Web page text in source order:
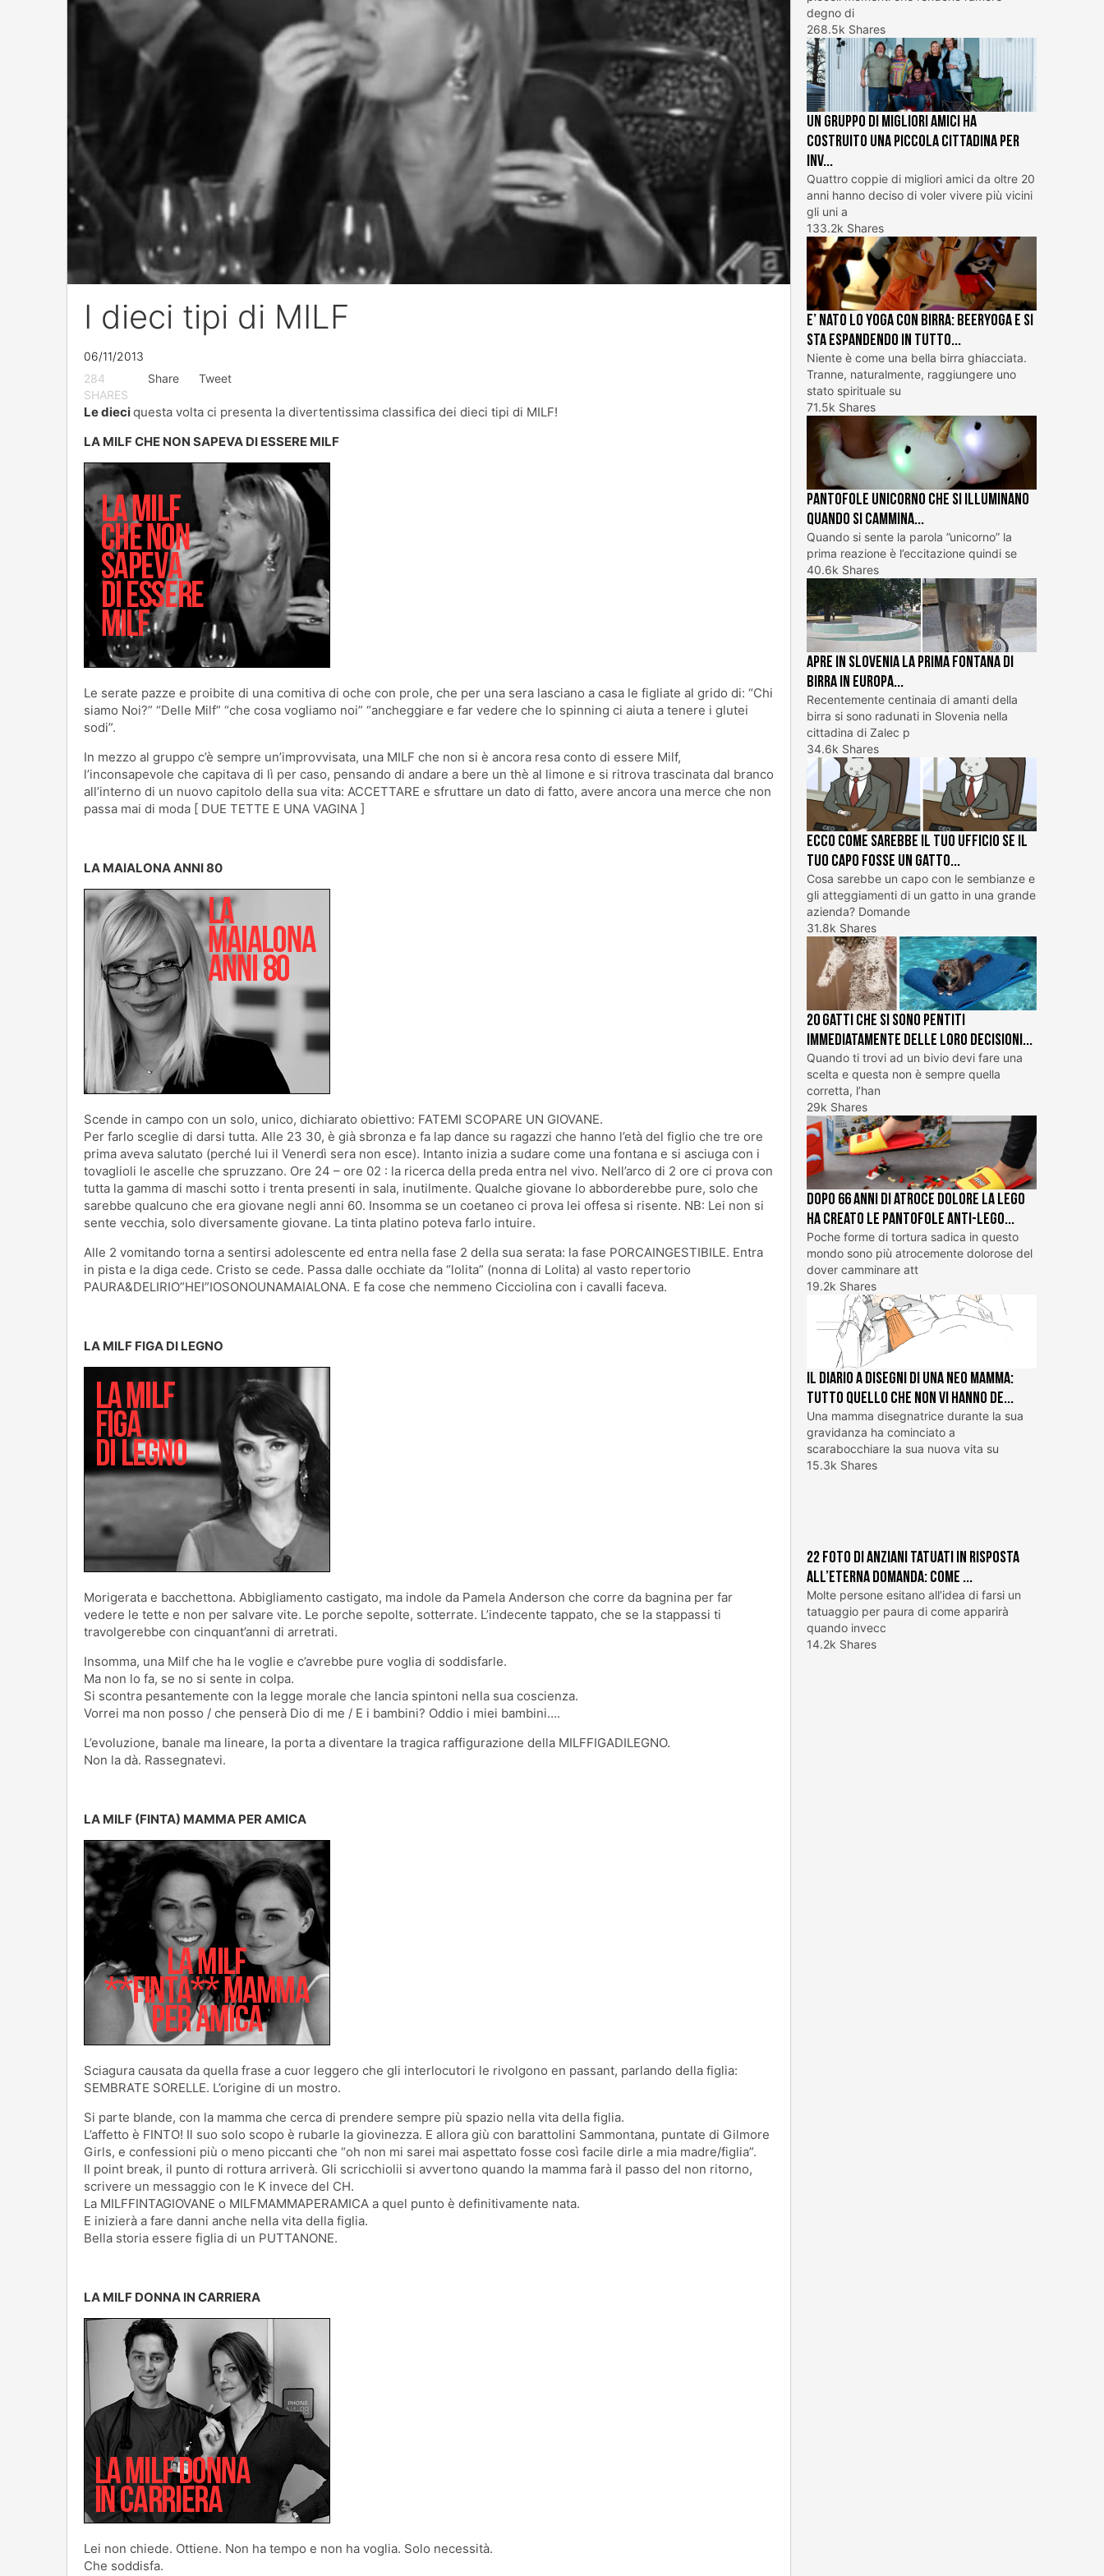
I dieci tipi di MILF
06/11/2013
284
SHARES
Share Tweet
Le dieciquesta volta ci presenta la divertentissima classifica dei dieci tipi di MILF!
LA MILF CHE NON SAPEVA DI ESSERE MILF
Le serate pazze e proibite di una comitiva di oche con prole, che per una sera lasciano a casa le figliate al grido di: “Chi
siamo Noi?” “Delle Milf” “che cosa vogliamo noi” “ancheggiare e far vedere che lo spinning ci aiuta a tenere i glutei
sodi”.
In mezzo al gruppo c’è sempre un’improvvisata, una MILF che non si è ancora resa conto di essere Milf,
l’inconsapevole che capitava di lì per caso, pensando di andare a bere un thè al limone e si ritrova trascinata dal branco
all’interno di un nuovo capitolo della sua vita: ACCETTARE e sfruttare un dato di fatto, avere ancora una merce che non
passa mai di moda [ DUE TETTE E UNA VAGINA ]
LA MAIALONA ANNI 80
Scende in campo con un solo, unico, dichiarato obiettivo: FATEMI SCOPARE UN GIOVANE.
Per farlo sceglie di darsi tutta. Alle 23 30, è già sbronza e fa lap dance su ragazzi che hanno l’età del figlio che tre ore
prima aveva salutato (perché lui il Venerdì sera non esce). Intanto inizia a sudare come una fontana e si asciuga con i
tovaglioli le ascelle che spruzzano. Ore 24 – ore 02 : la ricerca della preda entra nel vivo. Nell’arco di 2 ore ci prova con
tutta la gamma di maschi sotto i trenta presenti in sala, inutilmente. Qualche giovane lo abborderebbe pure, solo che
sarebbe qualcuno che era giovane negli anni 60. Insomma se un coetaneo ci prova lei offesa si risente. NB: Lei non si
sente vecchia, solo diversamente giovane. La tinta platino poteva farlo intuire.
Alle 2 vomitando torna a sentirsi adolescente ed entra nella fase 2 della sua serata: la fase PORCAINGESTIBILE. Entra
in pista e la diga cede. Cristo se cede. Passa dalle occhiate da “lolita” (nonna di Lolita) al vasto repertorio
PAURA&DELIRIO”HEI”IOSONOUNAMAIALONA. E fa cose che nemmeno Cicciolina con i cavalli faceva.
LA MILF FIGA DI LEGNO
Morigerata e bacchettona. Abbigliamento castigato, ma indole da Pamela Anderson che corre da bagnina per far
vedere le tette e non per salvare vite. Le porche sepolte, sotterrate. L’indecente tappato, che se la stappassi ti
travolgerebbe con cinquant’anni di arretrati.
Insomma, una Milf che ha le voglie e c’avrebbe pure voglia di soddisfarle.
Ma non lo fa, se no si sente in colpa.
Si scontra pesantemente con la legge morale che lancia spintoni nella sua coscienza.
Vorrei ma non posso / che penserà Dio di me / E i bambini? Oddio i miei bambini….
L’evoluzione, banale ma lineare, la porta a diventare la tragica raffigurazione della MILFFIGADILEGNO.
Non la dà. Rassegnatevi.
LA MILF (FINTA) MAMMA PER AMICA
Sciagura causata da quella frase a cuor leggero che gli interlocutori le rivolgono en passant, parlando della figlia:
SEMBRATE SORELLE. L’origine di un mostro.
Si parte blande, con la mamma che cerca di prendere sempre più spazio nella vita della figlia.
L’affetto è FINTO! Il suo solo scopo è rubarle la giovinezza. E allora giù con barattolini Sammontana, puntate di Gilmore
Girls, e confessioni più o meno piccanti che “oh non mi sarei mai aspettato fosse così facile dirle a mia madre/figlia”.
Il point break, il punto di rottura arriverà. Gli scricchiolii si avvertono quando la mamma farà il passo del non ritorno,
scrivere un messaggio con le K invece del CH.
La MILFFINTAGIOVANE o MILFMAMMAPERAMICA a quel punto è definitivamente nata.
E inizierà a fare danni anche nella vita della figlia.
Bella storia essere figlia di un PUTTANONE.
LA MILF DONNA IN CARRIERA
Lei non chiede. Ottiene. Non ha tempo e non ha voglia. Solo necessità.
Che soddisfa.
degno di
268.5k Shares
Un gruppo di migliori amici ha
costruito una piccola cittadina per
inv...
Quattro coppie di migliori amici da oltre 20
anni hanno deciso di voler vivere più vicini
gli uni a
133.2k Shares
E’ nato lo Yoga con Birra: BeerYoga e si
sta espandendo in tutto...
Niente è come una bella birra ghiacciata.
Tranne, naturalmente, raggiungere uno
stato spirituale su
71.5k Shares
Pantofole unicorno che si illuminano
quando si cammina...
Quando si sente la parola ”unicorno” la
prima reazione è l’eccitazione quindi se
40.6k Shares
Apre in Slovenia la prima fontana di
birra in Europa...
Recentemente centinaia di amanti della
birra si sono radunati in Slovenia nella
cittadina di Zalec p
34.6k Shares
Ecco come sarebbe il tuo ufficio se il
tuo capo fosse un gatto...
Cosa sarebbe un capo con le sembianze e
gli atteggiamenti di un gatto in una grande
azienda? Domande
31.8k Shares
20 gatti che si sono pentiti
immediatamente delle loro decisioni...
Quando ti trovi ad un bivio devi fare una
scelta e questa non è sempre quella
corretta, l’han
29k Shares
Dopo 66 anni di atroce dolore la Lego
ha creato le pantofole Anti-Lego...
Poche forme di tortura sadica in questo
mondo sono più atrocemente dolorose del
dover camminare att
19.2k Shares
Il diario a disegni di una neo mamma:
tutto quello che non vi hanno de...
Una mamma disegnatrice durante la sua
gravidanza ha cominciato a
scarabocchiare la sua nuova vita su
15.3k Shares
22 foto di anziani tatuati in risposta
all’eterna domanda: come ...
Molte persone esitano all’idea di farsi un
tatuaggio per paura di come apparirà
quando invecc
14.2k Shares